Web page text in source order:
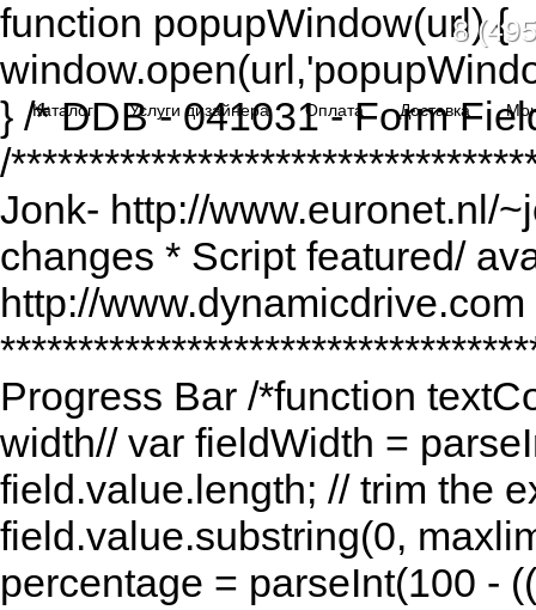
function popupWindow(url) {
} /* DDB - 041031 - Form
/
Jonk- http://www.euronet.nl/
changes * Script featured/
http://
Progress Bar /*function
width// var fieldWidth =
field.value.length; // trim the
field.value.substring(0,
percentage = parseInt(100 -
8
Каталог Услуги дизайнера Оплата Доставка